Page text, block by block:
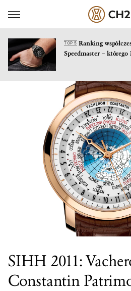
TOP 5Ranking
Speedmaster –
SIHH 2011:
Constantin